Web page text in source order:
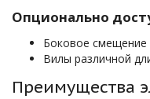
Опционально
Боковое смещение
Вилы различной
Преимущества